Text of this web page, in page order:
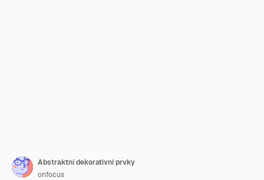
Abstraktní dekorativní prvky
onfocus